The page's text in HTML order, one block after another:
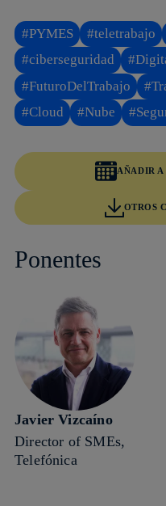
AÑADIR A
OTROS
#PYMES #teletrabajo
#ciberseguridad
#FuturoDelTrabajo
#Cloud
#Nube
Ponentes
Javier Vizcaíno
Director of SMEs,
Telefónica